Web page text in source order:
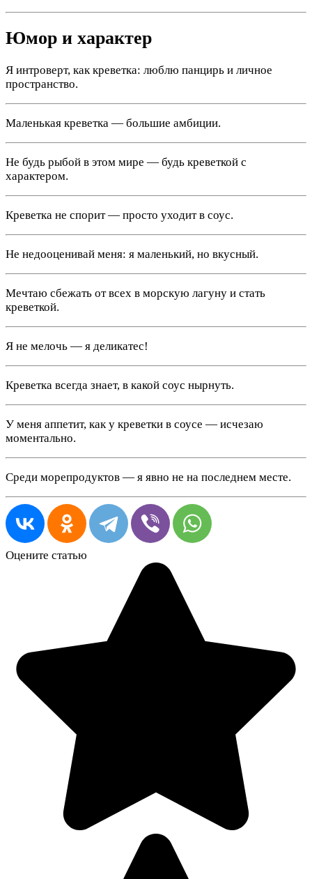
Юмор и характер
Я интроверт, как креветка: люблю панцирь и личное
пространство.
Маленькая креветка — большие амбиции.
Не будь рыбой в этом мире — будь креветкой с
характером.
Креветка не спорит — просто уходит в соус.
Не недооценивай меня: я маленький, но вкусный.
Мечтаю сбежать от всех в морскую лагуну и стать
креветкой.
Я не мелочь — я деликатес!
Креветка всегда знает, в какой соус нырнуть.
У меня аппетит, как у креветки в соусе — исчезаю
моментально.
Среди морепродуктов — я явно не на последнем месте.
Оцените статью